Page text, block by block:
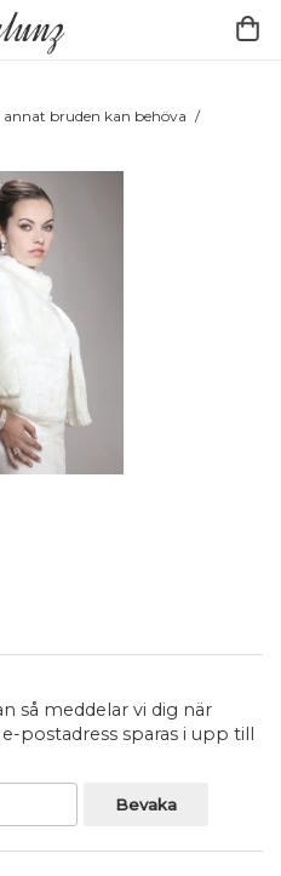
bruden kan behöva /
så meddelar vi dig när
postadress sparas i upp till
Bevaka